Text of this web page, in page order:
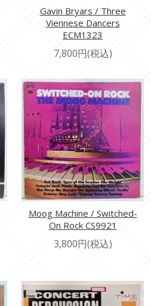
Gavin Bryars / Three
Viennese Dancers
ECM1323
7,800円(税込)
Moog Machine / Switched-
On Rock CS9921
3,800円(税込)